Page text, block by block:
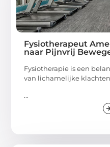
Fysiotherapeut
naar Pijnvrij
Fysiotherapie is een
van lichamelijke
...